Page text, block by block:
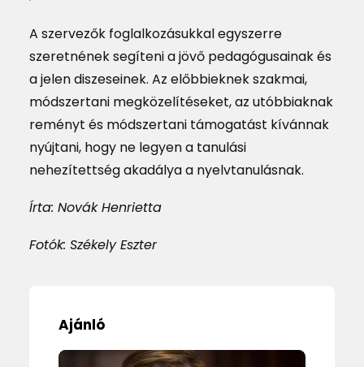
A szervezők foglalkozásukkal egyszerre
szeretnének segíteni a jövő pedagógusainak és
a jelen diszeseinek. Az előbbieknek szakmai,
módszertani megközelítéseket, az utóbbiaknak
reményt és módszertani támogatást kívánnak
nyújtani, hogy ne legyen a tanulási
nehezítettség akadálya a nyelvtanulásnak.
Írta: Novák Henrietta
Fotók: Székely Eszter
Ajánló